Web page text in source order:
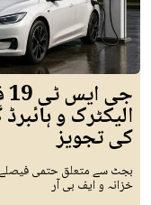
الیکٹرک و
کی تجویز
بجٹ سے متعلق حتمی فیصلے
خزانہ و ایف بی آر